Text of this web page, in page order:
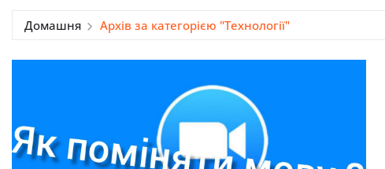
Домашня Архів за категорією "Технології"